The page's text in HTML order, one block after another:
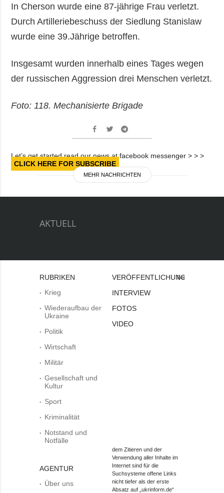
In Cherson wurde eine 87-jährige Frau verletzt.
Durch Artilleriebeschuss der Siedlung Stanislaw
wurde eine 39.Jährige betroffen.
Insgesamt wurden innerhalb eines Tages wegen
der russischen Aggression drei Menschen verletzt.
Foto: 118. Mechanisierte Brigade
Let’s get started read our news at facebook messenger > > >
CLICK HERE FOR SUBSCRIBE
MEHR NACHRICHTEN
AKTUELL
RUBRIKEN
Krieg
Wiederaufbau der
Ukraine
Politik
Wirtschaft
Militär
Gesellschaft und
Kultur
Sport
Kriminalität
Notstand und
Notfälle
AGENTUR
Über uns
VERÖFFENTLICHUNGEN
INTERVIEW
FOTOS
VIDEO
Bei
dem Zitieren und der
Verwendung aller Inhalte im
Internet sind für die
Suchsysteme offene Links
nicht tiefer als der erste
Absatz auf „ukrinform.de“